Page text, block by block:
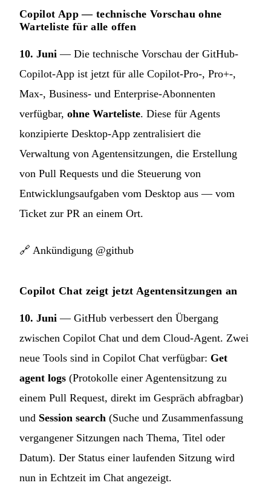
Copilot App — technische Vorschau ohne
Warteliste für alle offen
10. Juni — Die technische Vorschau der GitHub-
Copilot-App ist jetzt für alle Copilot-Pro-, Pro+-,
Max-, Business- und Enterprise-Abonnenten
verfügbar, ohne Warteliste. Diese für Agents
konzipierte Desktop-App zentralisiert die
Verwaltung von Agentensitzungen, die Erstellung
von Pull Requests und die Steuerung von
Entwicklungsaufgaben vom Desktop aus — vom
Ticket zur PR an einem Ort.
🔗 Ankündigung @github
Copilot Chat zeigt jetzt Agentensitzungen an
10. Juni — GitHub verbessert den Übergang
zwischen Copilot Chat und dem Cloud-Agent. Zwei
neue Tools sind in Copilot Chat verfügbar: Get
agent logs (Protokolle einer Agentensitzung zu
einem Pull Request, direkt im Gespräch abfragbar)
und Session search (Suche und Zusammenfassung
vergangener Sitzungen nach Thema, Titel oder
Datum). Der Status einer laufenden Sitzung wird
nun in Echtzeit im Chat angezeigt.